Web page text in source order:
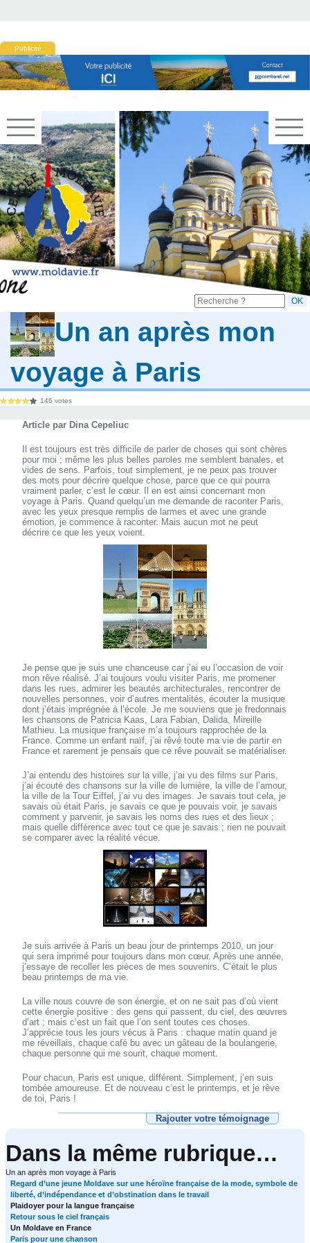
Publicité
Un an après mon
voyage à Paris
146 votes
Article par Dina Cepeliuc
Il est toujours est très difficile de parler de choses qui sont chères
pour moi ; même les plus belles paroles me semblent banales, et
vides de sens. Parfois, tout simplement, je ne peux pas trouver
des mots pour décrire quelque chose, parce que ce qui pourra
vraiment parler, c’est le cœur. Il en est ainsi concernant mon
voyage à Paris. Quand quelqu’un me demande de raconter Paris,
avec les yeux presque remplis de larmes et avec une grande
émotion, je commence à raconter. Mais aucun mot ne peut
décrire ce que les yeux voient.
Je pense que je suis une chanceuse car j’ai eu l’occasion de voir
mon rêve réalisé. J’ai toujours voulu visiter Paris, me promener
dans les rues, admirer les beautés architecturales, rencontrer de
nouvelles personnes, voir d’autres mentalités, écouter la musique
dont j’étais imprégnée à l’école. Je me souviens que je fredonnais
les chansons de Patricia Kaas, Lara Fabian, Dalida, Mireille
Mathieu. La musique française m’a toujours rapprochée de la
France. Comme un enfant naïf, j’ai rêvé toute ma vie de partir en
France et rarement je pensais que ce rêve pouvait se matérialiser.
J’ai entendu des histoires sur la ville, j’ai vu des films sur Paris,
j’ai écouté des chansons sur la ville de lumière, la ville de l’amour,
la ville de la Tour Eiffel, j’ai vu des images. Je savais tout cela, je
savais où était Paris, je savais ce que je pouvais voir, je savais
comment y parvenir, je savais les noms des rues et des lieux ;
mais quelle différence avec tout ce que je savais ; rien ne pouvait
se comparer avec la réalité vécue.
Je suis arrivée à Paris un beau jour de printemps 2010, un jour
qui sera imprimé pour toujours dans mon cœur. Après une année,
j’essaye de recoller les pièces de mes souvenirs. C’était le plus
beau printemps de ma vie.
La ville nous couvre de son énergie, et on ne sait pas d’où vient
cette énergie positive : des gens qui passent, du ciel, des œuvres
d’art ; mais c’est un fait que l’on sent toutes ces choses.
J’apprécie tous les jours vécus à Paris : chaque matin quand je
me réveillais, chaque café bu avec un gâteau de la boulangerie,
chaque personne qui me sourit, chaque moment.
Pour chacun, Paris est unique, différent. Simplement, j’en suis
tombée amoureuse. Et de nouveau c’est le printemps, et je rêve
de toi, Paris !
Rajouter votre témoignage
Dans la même rubrique…
Un an après mon voyage à Paris
Regard d’une jeune Moldave sur une héroïne française de la mode, symbole de
liberté, d’indépendance et d’obstination dans le travail
Plaidoyer pour la langue française
Retour sous le ciel français
Un Moldave en France
Paris pour une chanson